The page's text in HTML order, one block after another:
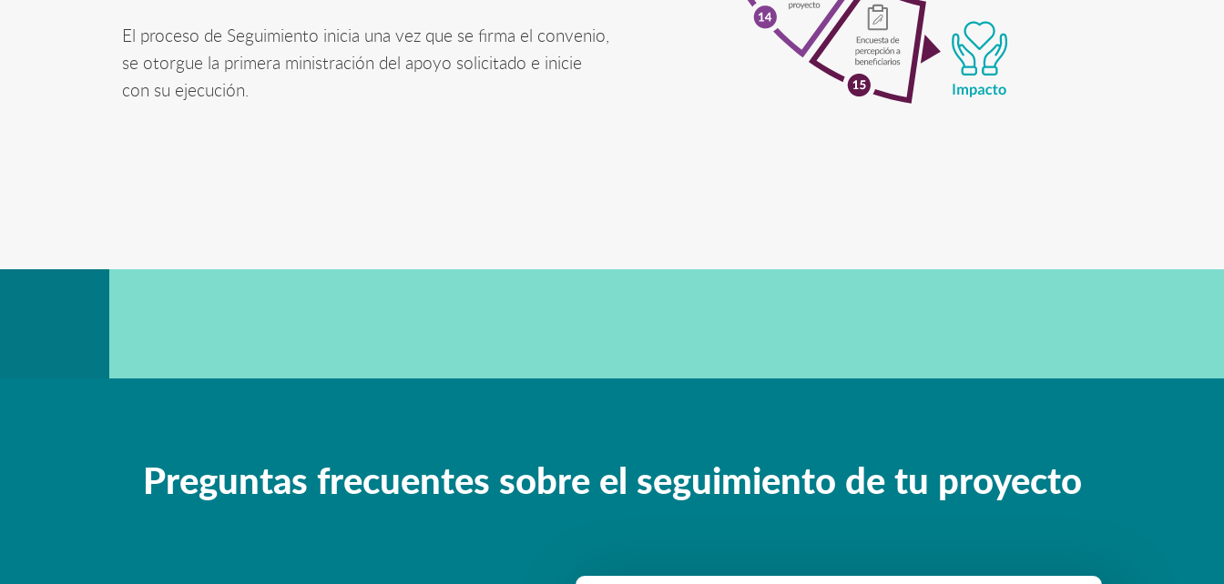
El proceso de Seguimiento inicia una vez que se firma el convenio,
se otorgue la primera ministración del apoyo solicitado e inicie
con su ejecución.
Preguntas frecuentes sobre el seguimiento de tu proyecto